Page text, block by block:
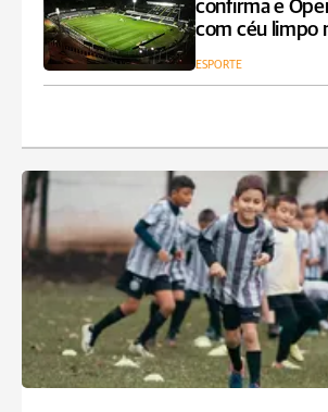
confirma e
com céu limpo
ESPORTE